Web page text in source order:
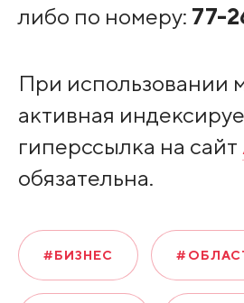
либо по номеру: 77-
При использовании
активная
гиперссылка на сайт
обязательна.
#БИЗНЕС